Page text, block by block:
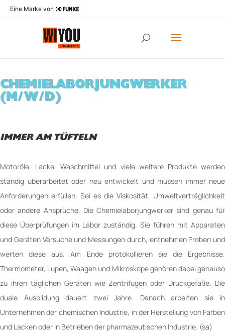
Eine Marke von
CHEMIELABORJUNGWERKER
(M/W/D)
IMMER AM TÜFTELN
Motoröle, Lacke, Waschmittel und viele weitere Produkte werden
ständig überarbeitet oder neu entwickelt und müssen immer neue
Anforderungen erfüllen. Sei es die Viskosität, Umweltverträglichkeit
oder andere Ansprüche. Die Chemielaborjungwerker sind genau für
diese Überprüfungen im Labor zuständig. Sie führen mit Apparaten
und Geräten Versuche und Messungen durch, entnehmen Proben und
werten diese aus. Am Ende protokollieren sie die Ergebnisse.
Thermometer, Lupen, Waagen und Mikroskope gehören dabei genauso
zu ihren täglichen Geräten wie Zentrifugen oder Druckgefäße. Die
duale Ausbildung dauert zwei Jahre. Danach arbeiten sie in
Unternehmen der chemischen Industrie, in der Herstellung von Farben
und Lacken oder in Betrieben der pharmazeutischen Industrie. (sa)